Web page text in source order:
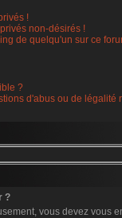
!
non-désirés !
de quelqu'un sur ce
?
d'abus ou de légalité
?
vous devez vous